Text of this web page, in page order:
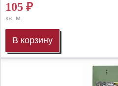
105 ₽
кв. м.
В корзину